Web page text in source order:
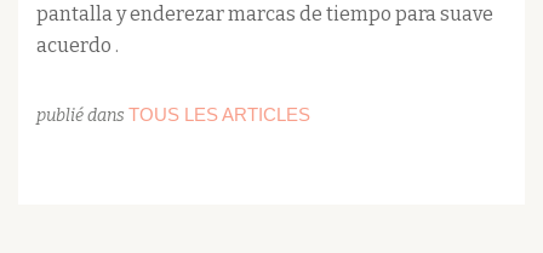
pantalla y enderezar marcas de tiempo para suave
acuerdo .
publié dans TOUS LES ARTICLES